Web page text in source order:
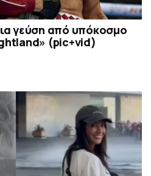
γεύση από υπόκοσμο
(pic+vid)